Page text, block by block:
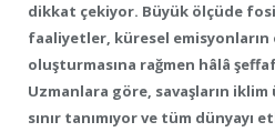
dikkat çekiyor. Büyük ölçüde
faaliyetler, küresel
oluşturmasına rağmen hâlâ
Uzmanlara göre, savaşların
sınır tanımıyor ve tüm dünyayı